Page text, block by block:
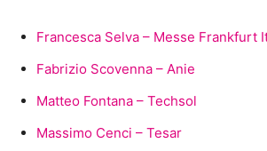
Francesca Selva – Messe Frankfurt
Fabrizio Scovenna – Anie
Matteo Fontana – Techsol
Massimo Cenci – Tesar